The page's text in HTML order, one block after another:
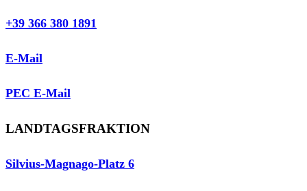
+39 366 380 1891
E-Mail
PEC E-Mail
LANDTAGSFRAKTION
Silvius-Magnago-Platz 6